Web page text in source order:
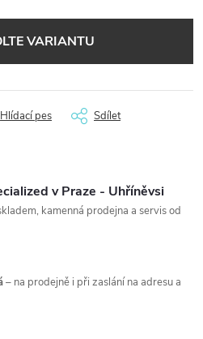
VARIANTU
Hlídací pes Sdílet
v Praze - Uhříněvsi
kamenná prodejna a servis od
– na prodejně i při zaslání na adresu a